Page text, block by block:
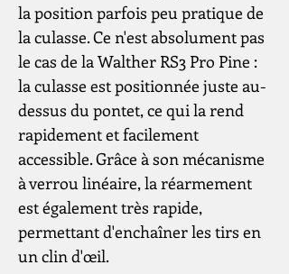
la position parfois peu pratique de
la culasse. Ce n'est absolument pas
le cas de la Walther RS3 Pro Pine :
la culasse est positionnée juste au-
dessus du pontet, ce qui la rend
rapidement et facilement
accessible. Grâce à son mécanisme
à verrou linéaire, la réarmement
est également très rapide,
permettant d'enchaîner les tirs en
un clin d'œil.